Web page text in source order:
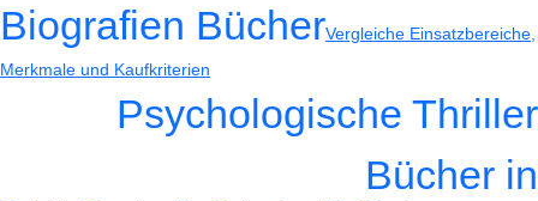
Biografien BücherVergleiche Einsatzbereiche,
Merkmale und Kaufkriterien
Psychologische Thriller
Bücher in